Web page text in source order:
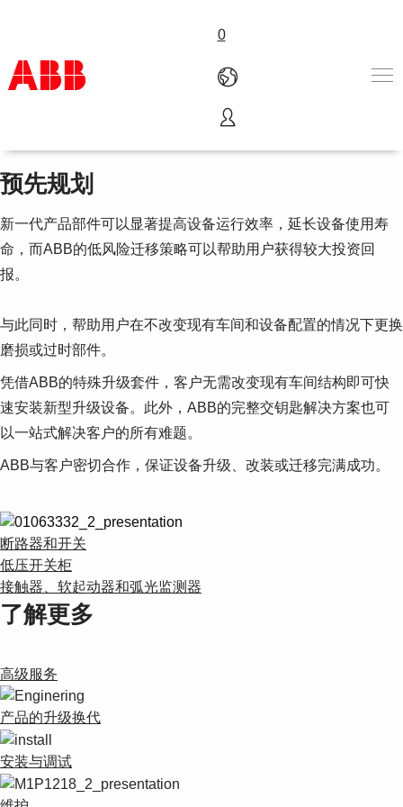
0
产品和解决方案
行业
服务
关于ABB
联系我们
扩展、升级和改装
预先规划
新一代产品部件可以显著提高设备运行效率，延长设备使用寿
命，而ABB的低风险迁移策略可以帮助用户获得较大投资回
报。
与此同时，帮助用户在不改变现有车间和设备配置的情况下更换
磨损或过时部件。
凭借ABB的特殊升级套件，客户无需改变现有车间结构即可快
速安装新型升级设备。此外，ABB的完整交钥匙解决方案也可
以一站式解决客户的所有难题。
ABB与客户密切合作，保证设备升级、改装或迁移完满成功。
断路器和开关
低压开关柜
接触器、软起动器和弧光监测器
了解更多
高级服务
产品的升级换代
安装与调试